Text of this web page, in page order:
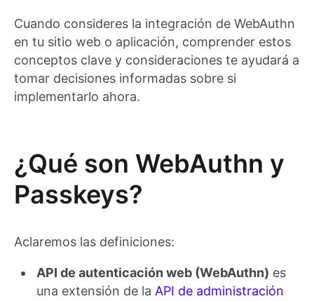
Cuando consideres la integración de WebAuthn
en tu sitio web o aplicación, comprender estos
conceptos clave y consideraciones te ayudará a
tomar decisiones informadas sobre si
implementarlo ahora.
¿Qué son WebAuthn y
Passkeys?
Aclaremos las definiciones:
API de autenticación web (WebAuthn) es
una extensión de la API de administración